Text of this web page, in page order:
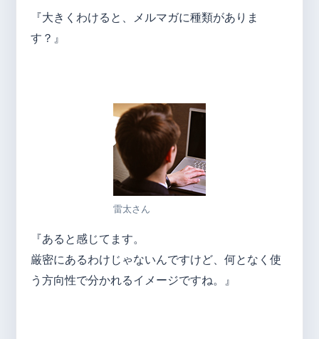
『大きくわけると、メルマガに種類がありま
す？』
雷太さん
『あると感じてます。
厳密にあるわけじゃないんですけど、何となく使
う方向性で分かれるイメージですね。』